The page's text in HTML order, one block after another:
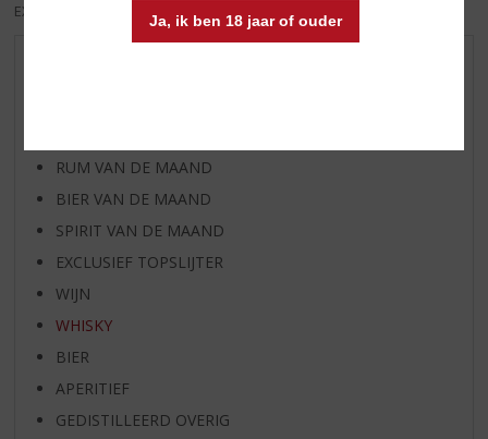
Ja, ik ben 18 jaar of ouder
EXCL. BTW INCL. BTW
RUM VAN DE MAAND
BIER VAN DE MAAND
SPIRIT VAN DE MAAND
EXCLUSIEF TOPSLIJTER
WIJN
WHISKY
BIER
APERITIEF
GEDISTILLEERD OVERIG